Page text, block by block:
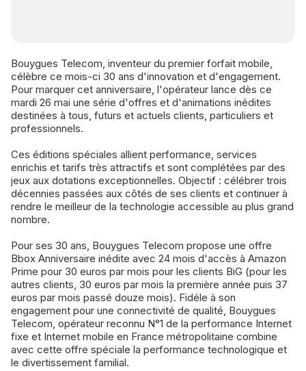
Bouygues Telecom, inventeur du premier forfait mobile,
célèbre ce mois-ci 30 ans d'innovation et d'engagement.
Pour marquer cet anniversaire, l'opérateur lance dès ce
mardi 26 mai une série d'offres et d'animations inédites
destinées à tous, futurs et actuels clients, particuliers et
professionnels.
Ces éditions spéciales allient performance, services
enrichis et tarifs très attractifs et sont complétées par des
jeux aux dotations exceptionnelles. Objectif : célébrer trois
décennies passées aux côtés de ses clients et continuer à
rendre le meilleur de la technologie accessible au plus grand
nombre.
Pour ses 30 ans, Bouygues Telecom propose une offre
Bbox Anniversaire inédite avec 24 mois d'accès à Amazon
Prime pour 30 euros par mois pour les clients BiG (pour les
autres clients, 30 euros par mois la première année puis 37
euros par mois passé douze mois). Fidéle à son
engagement pour une connectivité de qualité, Bouygues
Telecom, opérateur reconnu N°1 de la performance Internet
fixe et Internet mobile en France métropolitaine combine
avec cette offre spéciale la performance technologique et
le divertissement familial.